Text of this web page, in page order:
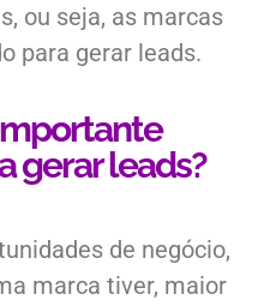
ou seja, as marcas
para gerar leads.
gerar leads?
de negócio,
marca tiver, maior